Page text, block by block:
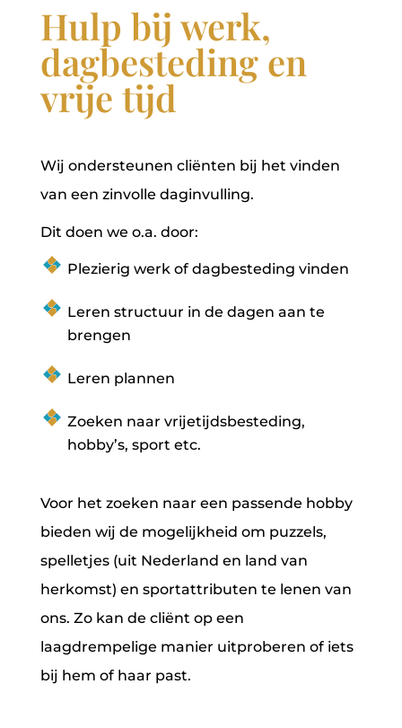
Hulp bij werk,
dagbesteding en
vrije tijd
Wij ondersteunen cliënten bij het vinden
van een zinvolle daginvulling.
Dit doen we o.a. door:
Plezierig werk of dagbesteding vinden
Leren structuur in de dagen aan te
brengen
Leren plannen
Zoeken naar vrijetijdsbesteding,
hobby’s, sport etc.
Voor het zoeken naar een passende hobby
bieden wij de mogelijkheid om puzzels,
spelletjes (uit Nederland en land van
herkomst) en sportattributen te lenen van
ons. Zo kan de cliënt op een
laagdrempelige manier uitproberen of iets
bij hem of haar past.